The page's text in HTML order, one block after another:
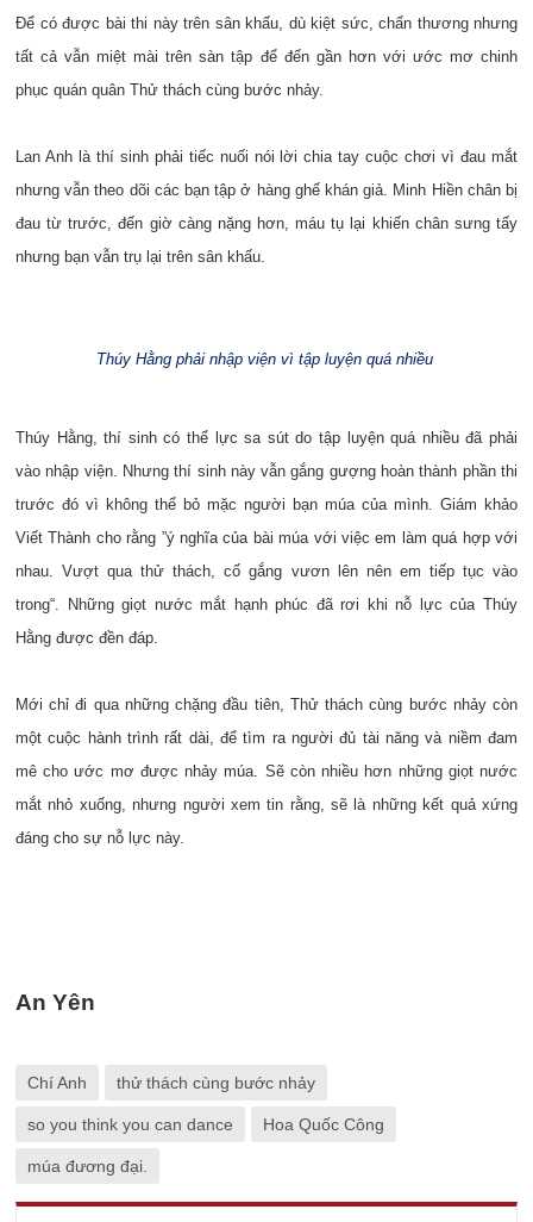
Để có được bài thi này trên sân khấu, dù kiệt sức, chấn thương nhưng
tất cả vẫn miệt mài trên sàn tập để đến gần hơn với ước mơ chinh
phục quán quân Thử thách cùng bước nhảy.
Lan Anh là thí sinh phải tiếc nuối nói lời chia tay cuộc chơi vì đau mắt
nhưng vẫn theo dõi các bạn tập ở hàng ghế khán giả. Minh Hiền chân bị
đau từ trước, đến giờ càng nặng hơn, máu tụ lại khiến chân sưng tấy
nhưng bạn vẫn trụ lại trên sân khấu.
Thúy Hằng phải nhập viện vì tập luyện quá nhiều
Thúy Hằng, thí sinh có thể lực sa sút do tập luyện quá nhiều đã phải
vào nhập viện. Nhưng thí sinh này vẫn gắng gượng hoàn thành phần thi
trước đó vì không thể bỏ mặc người bạn múa của mình. Giám khảo
Viết Thành cho rằng ”ý nghĩa của bài múa với việc em làm quá hợp với
nhau. Vượt qua thử thách, cố gắng vươn lên nên em tiếp tục vào
trong“. Những giọt nước mắt hạnh phúc đã rơi khi nỗ lực của Thúy
Hằng được đền đáp.
Mới chỉ đi qua những chặng đầu tiên, Thử thách cùng bước nhảy còn
một cuộc hành trình rất dài, để tìm ra người đủ tài năng và niềm đam
mê cho ước mơ được nhảy múa. Sẽ còn nhiều hơn những giọt nước
mắt nhỏ xuống, nhưng người xem tin rằng, sẽ là những kết quả xứng
đáng cho sự nỗ lực này.
An Yên
Chí Anh thử thách cùng bước nhảy
so you think you can dance Hoa Quốc Công
múa đương đại.